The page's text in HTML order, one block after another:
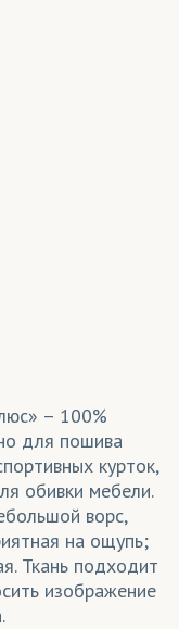
– 100%
для пошива
курток,
обивки мебели.
ворс,
на ощупь;
Ткань подходит
изображение